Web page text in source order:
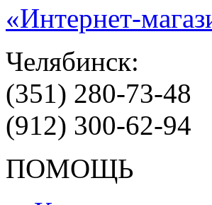
«Интернет-
Челябинск:
(351) 280-73-48
(912) 300-62-94
ПОМОЩЬ